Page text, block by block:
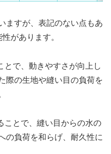
ますが、表記のない点もあ
があります。
とで、動きやすさが向上し
際の生地や縫い目の負荷を
とで、縫い目からの水の
の負荷を和らげ、耐久性に